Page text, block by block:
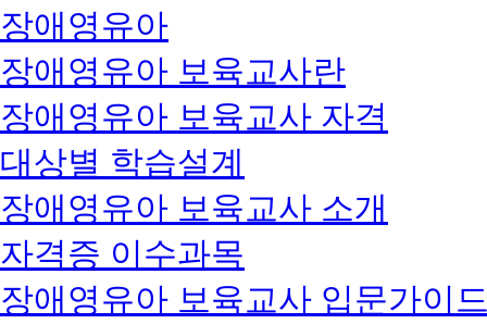
장애영유아
장애영유아 보육교사란
장애영유아 보육교사 자격
대상별 학습설계
장애영유아 보육교사 소개
자격증 이수과목
장애영유아 보육교사 입문가이